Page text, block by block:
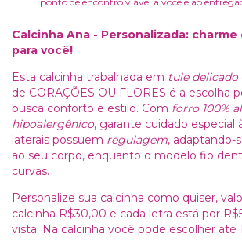
Calcinha Ana - Personalizada:
para você!
Esta calcinha trabalhada em tule delicado
de CORAÇÕES OU FLORES é a escolha
busca conforto e estilo. Com forro 100%
hipoalergênico, garante cuidado especial
laterais possuem regulagem, adaptando-
ao seu corpo, enquanto o modelo fio
curvas.
Personalize sua calcinha como quiser,
calcinha R$30,00 e cada letra está por
vista. Na calcinha você pode escolher até